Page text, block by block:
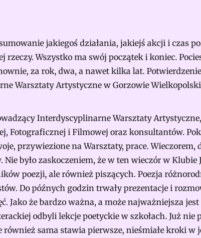
jakiegoś działania, jakiejś akcji i czas
rzeczy. Wszystko ma swój początek i koniec.
za rok, dwa, a nawet kilka lat.
Warsztaty Artystyczne w Gorzowie
Interdyscyplinarne Warsztaty Artystyczne,
Fotograficznej i Filmowej oraz konsultantów.
przywiezione na Warsztaty, prace. Wieczorem,
było zaskoczeniem, że w ten wieczór w Klubie
poezji, ale również piszących. Poezja
Do późnych godzin trwały prezentacje i
Jako że bardzo ważna, a może najważniejsza
odbyli lekcje poetyckie w szkołach. Już nie
sama stawia pierwsze, nieśmiałe kroki w